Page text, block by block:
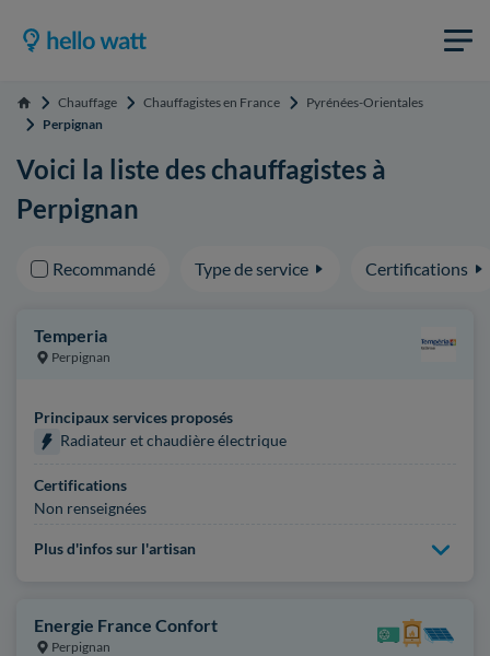
Accueil Chauffage Chauffagistes en France
Pyrénées-Orientales
Perpignan
Voici la liste des chauffagistes à
Perpignan
Recommandé Type de service Certifications
Temperia
Perpignan
Principaux services proposés
Radiateur et chaudière électrique
Certifications
Non renseignées
Plus d'infos sur l'artisan
Energie France Confort
Perpignan